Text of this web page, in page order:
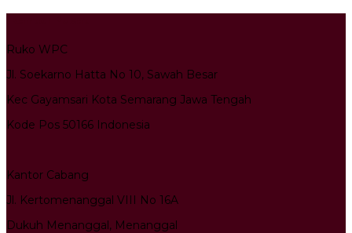
Ruko WPC
Jl. Soekarno Hatta No 10, Sawah Besar
Kec Gayamsari Kota Semarang Jawa Tengah
Kode Pos 50166 Indonesia
Kantor Cabang
Jl. Kertomenanggal VIII No 16A
Dukuh Menanggal, Menanggal